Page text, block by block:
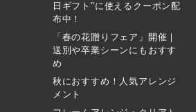
日ギフト"に使えるクーポン配
布中！
「春の花贈りフェア」開催｜
送別や卒業シーンにもおすす
め
秋におすすめ！人気アレンジ
メント